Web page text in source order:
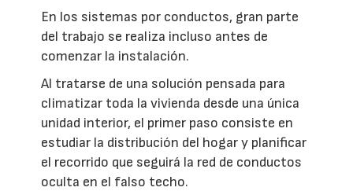
En los sistemas por conductos, gran parte
del trabajo se realiza incluso antes de
comenzar la instalación.
Al tratarse de una solución pensada para
climatizar toda la vivienda desde una única
unidad interior, el primer paso consiste en
estudiar la distribución del hogar y planificar
el recorrido que seguirá la red de conductos
oculta en el falso techo.